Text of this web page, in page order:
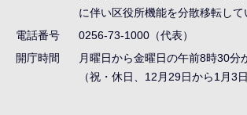
ョ
ン
に伴い区役所機能を分散移転し
電話番号
0256-73-1000（代表）
開庁時間
月曜日から金曜日の午前8時30分
（祝・休日、12月29日から1月3